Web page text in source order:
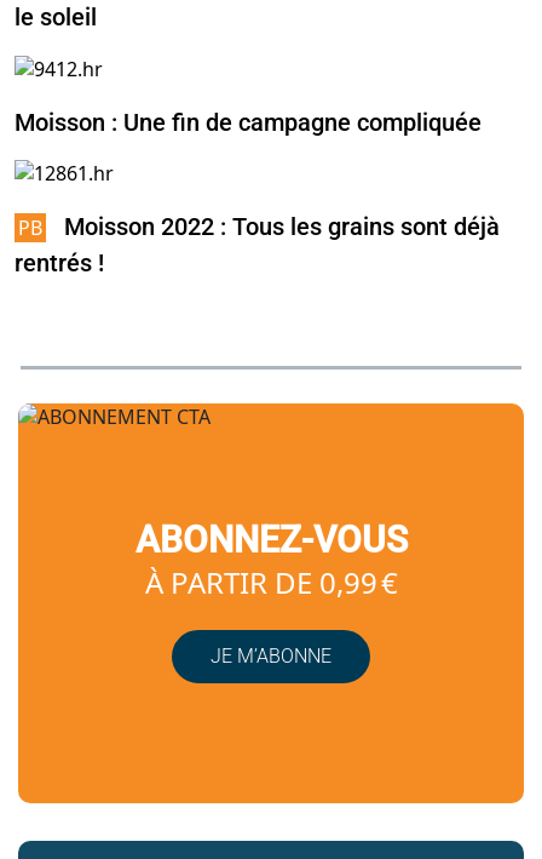
le soleil
Moisson : Une fin de campagne compliquée
Moisson 2022 : Tous les grains sont déjà
rentrés !
ABONNEZ-VOUS
À PARTIR DE 0,99 €
JE M’ABONNE